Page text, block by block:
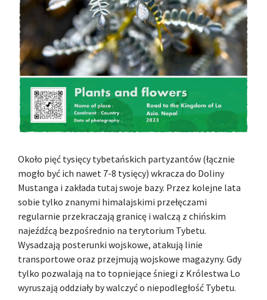
Około pięć tysięcy tybetańskich partyzantów (łącznie
mogło być ich nawet 7-8 tysięcy) wkracza do Doliny
Mustanga i zakłada tutaj swoje bazy. Przez kolejne lata
sobie tylko znanymi himalajskimi przełęczami
regularnie przekraczają granicę i walczą z chińskim
najeźdźcą bezpośrednio na terytorium Tybetu.
Wysadzają posterunki wojskowe, atakują linie
transportowe oraz przejmują wojskowe magazyny. Gdy
tylko pozwalają na to topniejące śniegi z Królestwa Lo
wyruszają oddziały by walczyć o niepodległość Tybetu.